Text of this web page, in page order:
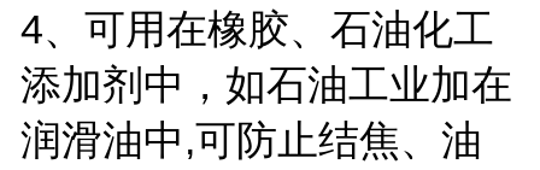
4、可用在橡胶、石油化工
添加剂中，如石油工业加在
润滑油中,可防止结焦、油